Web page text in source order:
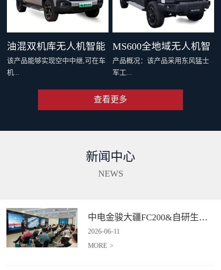
灵活选择旗舰空吊和 DL200 吊运
系统。支持40公里O4图传，远距
对复杂环境。双PSDK接口，支持
更多负载拓展。Delivery App、大
疆司运、全新大疆运服App，多
定义专业运载、突破更多场景界
限。智能安全系统与防护性能，
从容应对复杂场最全大候运输。
油混双机库无人机智能
巡检车（面议）
该产品能够实现空中中继,可在车
机...
机自动补能、无人机户外快速部
配出色的全地形通过能力,一举破
长、补能不便、作业范围受限、
站等场景提供高效巡检等服务。*
具体价格面议
MS600全地域无人机智
能巡检作业车（面议）
产品概况：该产品采用东风猛士
军工...
集成车载无人机巡检软硬件系
集、处理、分析及成果传输一体
5G+卫星双链路通讯功能，在全
与智能判。*具体价格面议
查看更多
新闻中心
NEWS
中电金骏大疆FC200&自研生态新品体验会圆满举办
2026-06-11
MORE >